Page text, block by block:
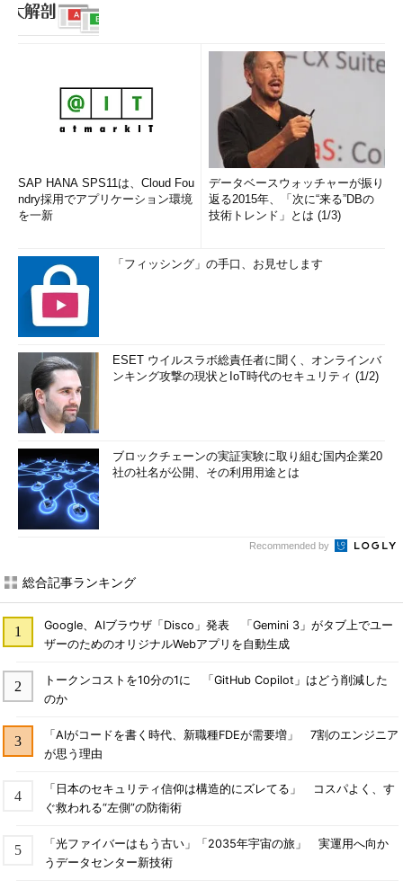
SAP HANA SPS11は、Cloud Fou
ndry採用でアプリケーション環境
を一新
データベースウォッチャーが振り
返る2015年、「次に“来る”DBの
技術トレンド」とは (1/3)
「フィッシング」の手口、お見せします
ESET ウイルスラボ総責任者に聞く、オンラインバ
ンキング攻撃の現状とIoT時代のセキュリティ (1/2)
ブロックチェーンの実証実験に取り組む国内企業20
社の社名が公開、その利用用途とは
Recommended by
総合記事ランキング
Google、AIブラウザ「Disco」発表 「Gemini 3」がタブ上でユー
ザーのためのオリジナルWebアプリを自動生成
トークンコストを10分の1に 「GitHub Copilot」はどう削減した
のか
「AIがコードを書く時代、新職種FDEが需要増」 7割のエンジニア
が思う理由
「日本のセキュリティ信仰は構造的にズレてる」 コスパよく、す
ぐ救われる“左側”の防衛術
「光ファイバーはもう古い」「2035年宇宙の旅」 実運用へ向か
うデータセンター新技術